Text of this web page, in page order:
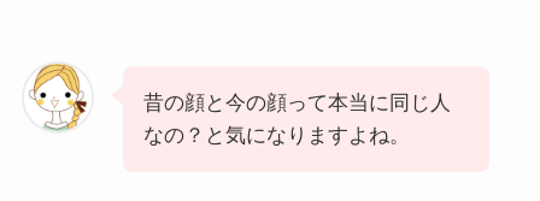
昔の顔と今の顔って本当に同じ人
なの？と気になりますよね。